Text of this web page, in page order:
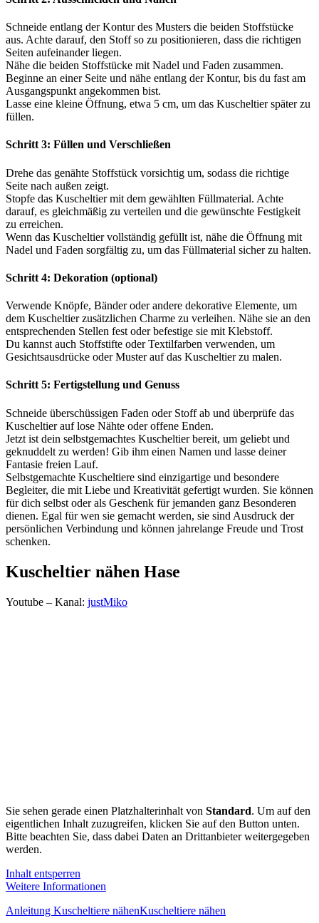
Schneide entlang der Kontur des Musters die beiden Stoffstücke
aus. Achte darauf, den Stoff so zu positionieren, dass die richtigen
Seiten aufeinander liegen.
Nähe die beiden Stoffstücke mit Nadel und Faden zusammen.
Beginne an einer Seite und nähe entlang der Kontur, bis du fast am
Ausgangspunkt angekommen bist.
Lasse eine kleine Öffnung, etwa 5 cm, um das Kuscheltier später zu
füllen.
Schritt 3: Füllen und Verschließen
Drehe das genähte Stoffstück vorsichtig um, sodass die richtige
Seite nach außen zeigt.
Stopfe das Kuscheltier mit dem gewählten Füllmaterial. Achte
darauf, es gleichmäßig zu verteilen und die gewünschte Festigkeit
zu erreichen.
Wenn das Kuscheltier vollständig gefüllt ist, nähe die Öffnung mit
Nadel und Faden sorgfältig zu, um das Füllmaterial sicher zu halten.
Schritt 4: Dekoration (optional)
Verwende Knöpfe, Bänder oder andere dekorative Elemente, um
dem Kuscheltier zusätzlichen Charme zu verleihen. Nähe sie an den
entsprechenden Stellen fest oder befestige sie mit Klebstoff.
Du kannst auch Stoffstifte oder Textilfarben verwenden, um
Gesichtsausdrücke oder Muster auf das Kuscheltier zu malen.
Schritt 5: Fertigstellung und Genuss
Schneide überschüssigen Faden oder Stoff ab und überprüfe das
Kuscheltier auf lose Nähte oder offene Enden.
Jetzt ist dein selbstgemachtes Kuscheltier bereit, um geliebt und
geknuddelt zu werden! Gib ihm einen Namen und lasse deiner
Fantasie freien Lauf.
Selbstgemachte Kuscheltiere sind einzigartige und besondere
Begleiter, die mit Liebe und Kreativität gefertigt wurden. Sie können
für dich selbst oder als Geschenk für jemanden ganz Besonderen
dienen. Egal für wen sie gemacht werden, sie sind Ausdruck der
persönlichen Verbindung und können jahrelange Freude und Trost
schenken.
Kuscheltier nähen Hase
Youtube – Kanal: justMiko
Sie sehen gerade einen Platzhalterinhalt von Standard. Um auf den
eigentlichen Inhalt zuzugreifen, klicken Sie auf den Button unten.
Bitte beachten Sie, dass dabei Daten an Drittanbieter weitergegeben
werden.
Inhalt entsperren
Weitere Informationen
Anleitung Kuscheltiere nähenKuscheltiere nähen